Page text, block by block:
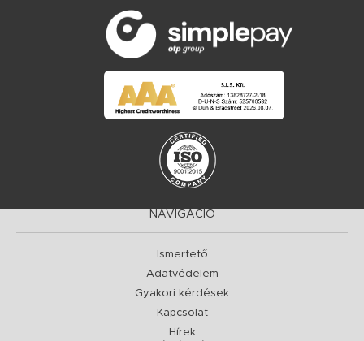
NAVIGÁCIÓ
Ismertető
Adatvédelem
Gyakori kérdések
Kapcsolat
Hírek